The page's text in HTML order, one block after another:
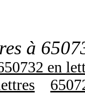
à
en